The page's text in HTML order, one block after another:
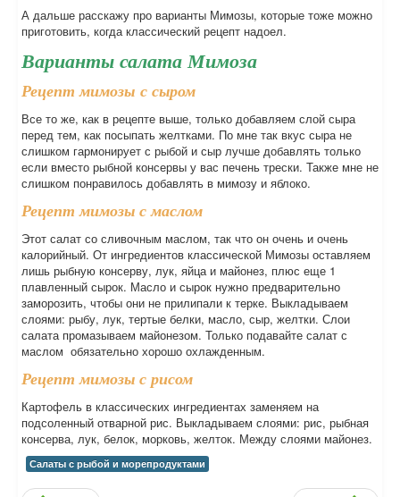
А дальше расскажу про варианты Мимозы, которые тоже можно
приготовить, когда классический рецепт надоел.
Варианты салата Мимоза
Рецепт мимозы с сыром
Все то же, как в рецепте выше, только добавляем слой сыра
перед тем, как посыпать желтками. По мне так вкус сыра не
слишком гармонирует с рыбой и сыр лучше добавлять только
если вместо рыбной консервы у вас печень трески. Также мне не
слишком понравилось добавлять в мимозу и яблоко.
Рецепт мимозы с маслом
Этот салат со сливочным маслом, так что он очень и очень
калорийный. От ингредиентов классической Мимозы оставляем
лишь рыбную консерву, лук, яйца и майонез, плюс еще 1
плавленный сырок. Масло и сырок нужно предварительно
заморозить, чтобы они не прилипали к терке. Выкладываем
слоями: рыбу, лук, тертые белки, масло, сыр, желтки. Слои
салата промазываем майонезом. Только подавайте салат с
маслом обязательно хорошо охлажденным.
Рецепт мимозы с рисом
Картофель в классических ингредиентах заменяем на
подсоленный отварной рис. Выкладываем слоями: рис, рыбная
консерва, лук, белок, морковь, желток. Между слоями майонез.
Салаты с рыбой и морепродуктами